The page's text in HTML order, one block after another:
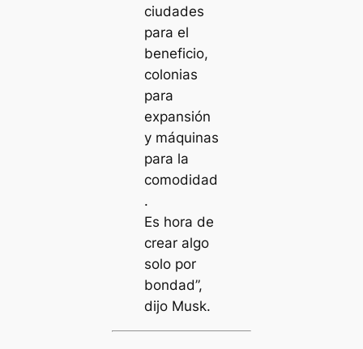
ciudades
para el
beneficio,
colonias
para
expansión
y máquinas
para la
comodidad
.
Es hora de
crear algo
solo por
bondad”,
dijo Musk.